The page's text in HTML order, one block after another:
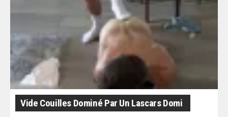
Vide Couilles Dominé Par Un Lascars Domi